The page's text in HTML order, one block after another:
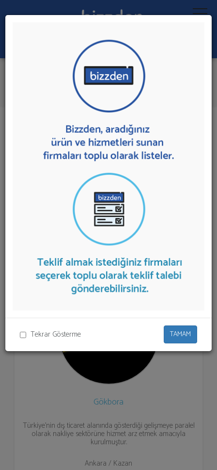
Tekrar Gösterme TAMAM
Ara:
Uluslararası Taşımacılık
İlk 3 Firmadan Teklif İste
3 sonuç bulundu.
Uluslararası Taşımacılıksunan firmalar
aşağıda listelenmektedir.Uluslararası Taşımacılık
almak için listeden seçim yapıp ya da "İlk 5 Firmadan
Teklif İste" kısmından toplu olarak teklif talebinizi
firmalara aktarabilirsiniz.
Gökbora
Türkiye’nin dış ticaret alanında gösterdiği gelişmeye paralel
olarak nakliye sektörüne hizmet arz etmek amacıyla
kurulmuştur.
Ankara / Kazan